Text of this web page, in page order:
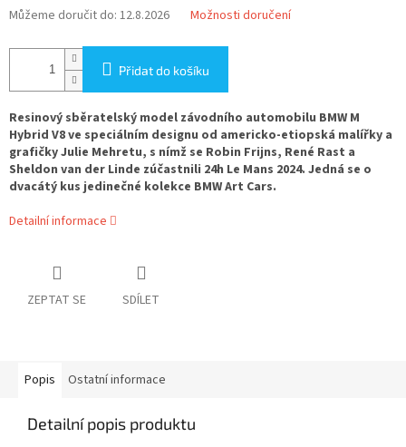
Můžeme doručit do: 12.8.2026 Možnosti doručení
Přidat do košíku
Resinový sběratelský model závodního automobilu BMW M
Hybrid V8 ve speciálním designu od americko-etiopská malířky a
grafičky Julie Mehretu, s nímž se Robin Frijns, René Rast a
Sheldon van der Linde zúčastnili 24h Le Mans 2024. Jedná se o
dvacátý kus jedinečné kolekce BMW Art Cars.
Detailní informace
ZEPTAT SE SDÍLET
Popis Ostatní informace
Detailní popis produktu